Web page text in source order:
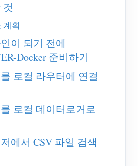
및 시뮬레이션 시스템
션
시스템 에너지 모니터
니터
시스템
모니터링
작
오
그램
것
계획
이 되기 전에
Docker 준비하기
로컬 라우터에 연결
로컬 데이터로거로
에서 CSV 파일 검색